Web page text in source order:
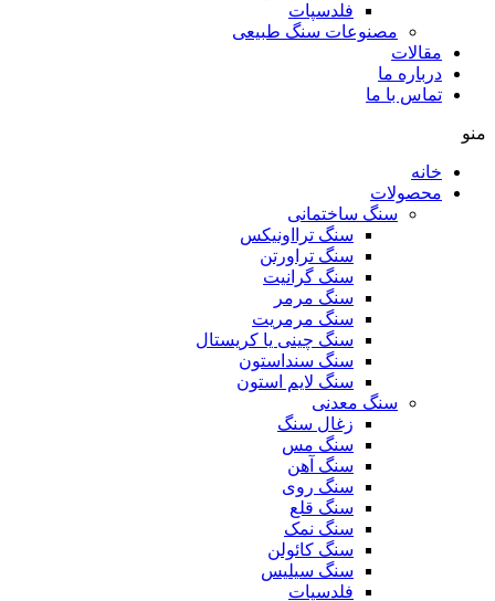
فلدسپات
مصنوعات سنگ طبیعی
مقالات
درباره ما
تماس با ما
منو
خانه
محصولات
سنگ ساختمانی
سنگ ترااونیکس
سنگ تراورتن
سنگ گرانیت
سنگ مرمر
سنگ مرمریت
سنگ چینی یا کریستال
سنگ سنداستون
سنگ لایم استون
سنگ معدنی
زغال سنگ
سنگ مس
سنگ آهن
سنگ روی
سنگ قلع
سنگ نمک
سنگ کائولن
سنگ سیلیس
فلدسپات